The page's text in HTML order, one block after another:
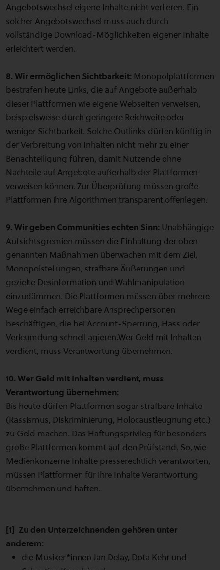
Angebotswechsel eigene Inhalte nicht verlieren. Ein
solcher Angebotswechsel muss auch durch
vollständige Download-Möglichkeiten eigener Inhalte
erleichtert werden.
8. Wir ermöglichen Sichtbarkeit: Monopolplattformen
bestrafen heute Links, die auf Angebote außerhalb
dieser Plattformen wie eigene Webseiten verweisen,
beispielsweise durch geringere Reichweite oder
weniger Sichtbarkeit. Solche Outlinks dürfen künftig in
der Verbreitung von Inhalten nicht mehr zu einer
Benachteiligung führen, damit Nutzende ohne
Nachteile auf Angebote außerhalb der Plattformen
verweisen können. Zur Überprüfung müssen große
Plattformen ihre Algorithmen transparent offenlegen.
9. Wir geben Communities echten Sinn: Unabhängige
Aufsichtsgremien müssen die Einhaltung der oben
genannten Maßnahmen überwachen mit dem Ziel,
Monopolstellungen, strafbare Äußerungen und
gezielte Desinformation und Wahlmanipulation
einzudämmen. Die Plattformen müssen über mehrere
Wege einfach erreichbare Ansprechpersonen
beschäftigen, die bei Account-Sperrung, Hass oder
Verleumdung schnell agieren.Wer Geld mit Inhalten
verdient, muss Verantwortung übernehmen.
10. Wer Geld mit Inhalten verdient, muss
Verantwortung übernehmen:
Bis heute dürfen Plattformen sogar strafbare Inhalte
(Rassismus, Diskriminierung, Holocaustleugnung etc.)
zu Geld machen. Das Haftungsprivileg für besonders
große Plattformen kommt auf den Prüfstand. So, wie
Medienkonzerne Inhalte presserechtlich verantworten,
müssen Plattformen für ihre Inhalte Verantwortung
übernehmen und haften.
[1] Zu den Unterzeichnenden gehören unter
anderem:
die Musiker*innen Jan Delay, Dota Kehr und